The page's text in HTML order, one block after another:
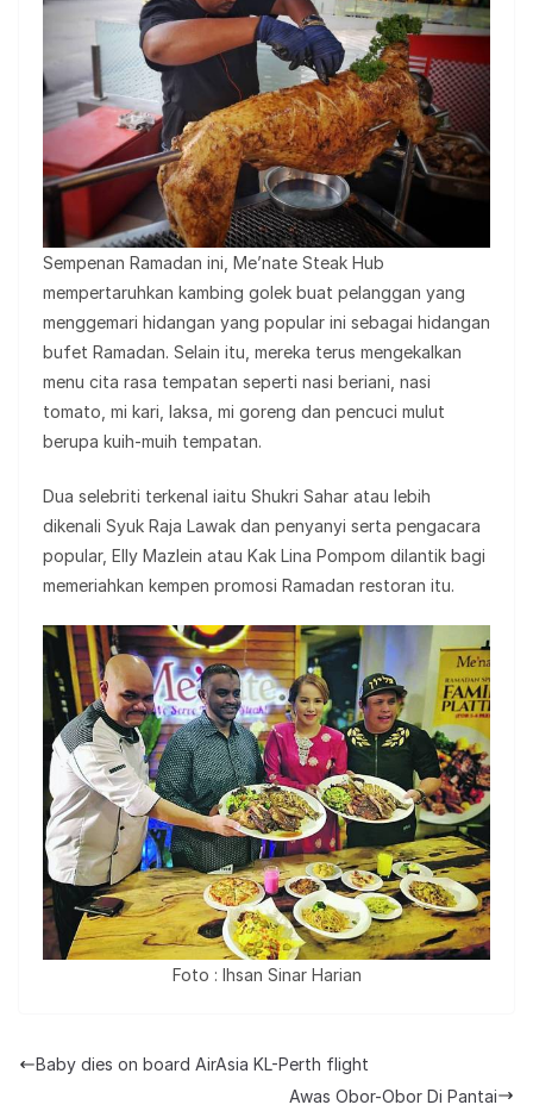
Sempenan Ramadan ini, Me’nate Steak Hub
mempertaruhkan kambing golek buat pelanggan yang
menggemari hidangan yang popular ini sebagai hidangan
bufet Ramadan. Selain itu, mereka terus mengekalkan
menu cita rasa tempatan seperti nasi beriani, nasi
tomato, mi kari, laksa, mi goreng dan pencuci mulut
berupa kuih-muih tempatan.
Dua selebriti terkenal iaitu Shukri Sahar atau lebih
dikenali Syuk Raja Lawak dan penyanyi serta pengacara
popular, Elly Mazlein atau Kak Lina Pompom dilantik bagi
memeriahkan kempen promosi Ramadan restoran itu.
Foto : Ihsan Sinar Harian
Baby dies on board AirAsia KL-Perth flight
Awas Obor-Obor Di Pantai